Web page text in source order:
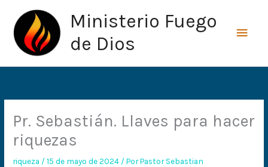
contenido
Ministerio Fuego
de Dios
Pr. Sebastián. Llaves para hacer
riquezas
riqueza /15 de mayo de 2024 / PorPastor Sebastian